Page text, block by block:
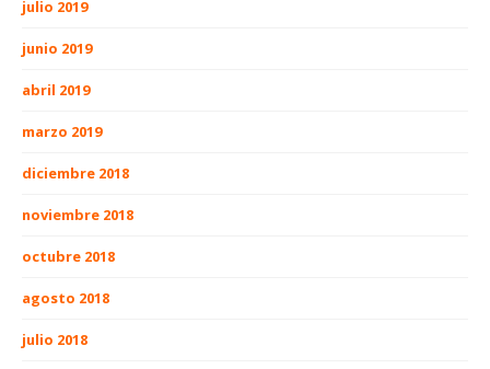
julio 2019
junio 2019
abril 2019
marzo 2019
diciembre 2018
noviembre 2018
octubre 2018
agosto 2018
julio 2018